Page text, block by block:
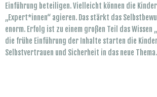
Einführung beteiligen. Vielleicht können die
„Expert*innen“ agieren. Das stärkt das
enorm. Erfolg ist zu einem großen Teil das Wissen
die frühe Einführung der Inhalte starten die
Selbstvertrauen und Sicherheit in das neue Thema.